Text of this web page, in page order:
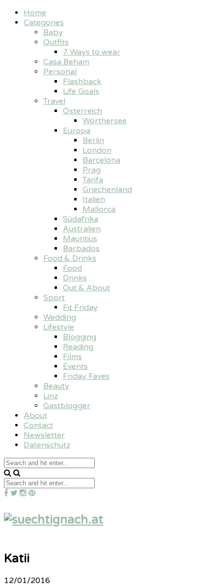
Home
Categories
Baby
Outfits
7 Ways to wear
Casa Beham
Personal
Flashback
Life Goals
Travel
Österreich
Wörthersee
Europa
Berlin
London
Barcelona
Prag
Tarifa
Griechenland
Italien
Mallorca
Südafrika
Australien
Mauritius
Barbados
Food & Drinks
Food
Drinks
Out & About
Sport
Fit Friday
Wedding
Lifestyle
Blogging
Reading
Films
Events
Friday Faves
Beauty
Linz
Gastblogger
About
Contact
Newsletter
Datenschutz
Katii
12/01/2016